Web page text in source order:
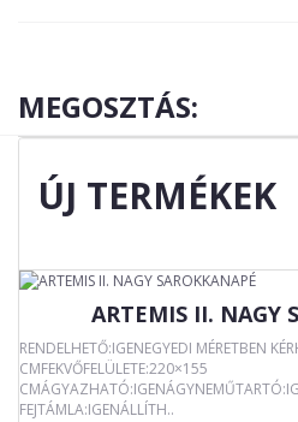
MEGOSZTÁS:
ÚJ TERMÉKEK
ARTEMIS II. NAGY
RENDELHETŐ:IGENEGYEDI MÉRETBEN
CMFEKVŐFELÜLETE:220×155
FEJTÁMLA:IGENÁLLÍTH..